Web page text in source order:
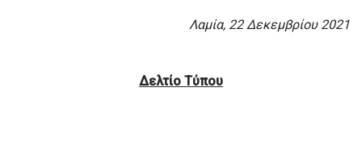
Λαμία, 22 Δεκεμβρίου 2021
Δελτίο Τύπου